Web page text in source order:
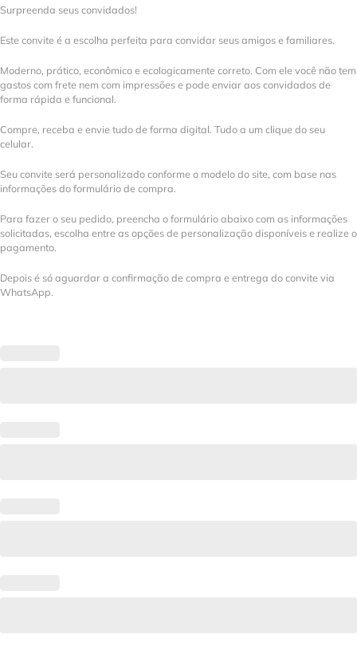
Surpreenda seus convidados!
Este convite é a escolha perfeita para convidar seus amigos e familiares.
Moderno, prático, econômico e ecologicamente correto. Com ele você não tem
gastos com frete nem com impressões e pode enviar aos convidados de
forma rápida e funcional.
Compre, receba e envie tudo de forma digital. Tudo a um clique do seu
celular.
Seu convite será personalizado conforme o modelo do site, com base nas
informações do formulário de compra.
Para fazer o seu pedido, preencha o formulário abaixo com as informações
solicitadas, escolha entre as opções de personalização disponíveis e realize o
pagamento.
Depois é só aguardar a confirmação de compra e entrega do convite via
WhatsApp.